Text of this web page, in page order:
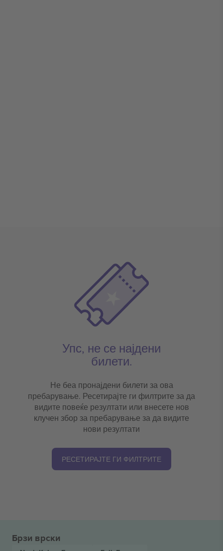
Упс, не се најдени
билети.
Не беа пронајдени билети за ова
пребарување. Ресетирајте ги филтрите за да
видите повеќе резултати или внесете нов
клучен збор за пребарување за да видите
нови резултати
РЕСЕТИРАЈТЕ ГИ ФИЛТРИТЕ
Брзи врски